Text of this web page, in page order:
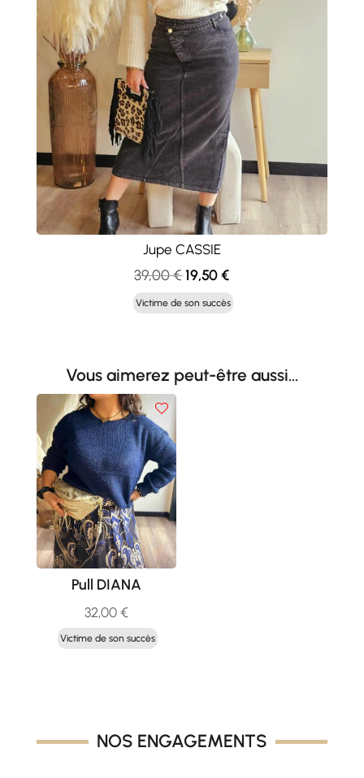
Jupe CASSIE
39,00€ Le
prix
initial
19,50€Le
prix
actuel
Victime de son succès
Vous aimerez peut-être aussi…
Pull DIANA
32,00 €
Victime de son succès
NOS ENGAGEMENTS